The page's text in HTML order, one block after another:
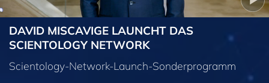
DAVID MISCAVIGE LAUNCHT DAS
SCIENTOLOGY NETWORK
Scientology-Network-Launch-Sonderprogramm